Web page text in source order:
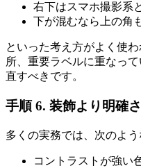
右下はスマホ撮影系
下が混むなら上の角
といった考え方がよく使
所、重要ラベルに重なっ
直すべきです。
手順 6. 装飾より明確
多くの実務では、次のよう
コントラストが強い